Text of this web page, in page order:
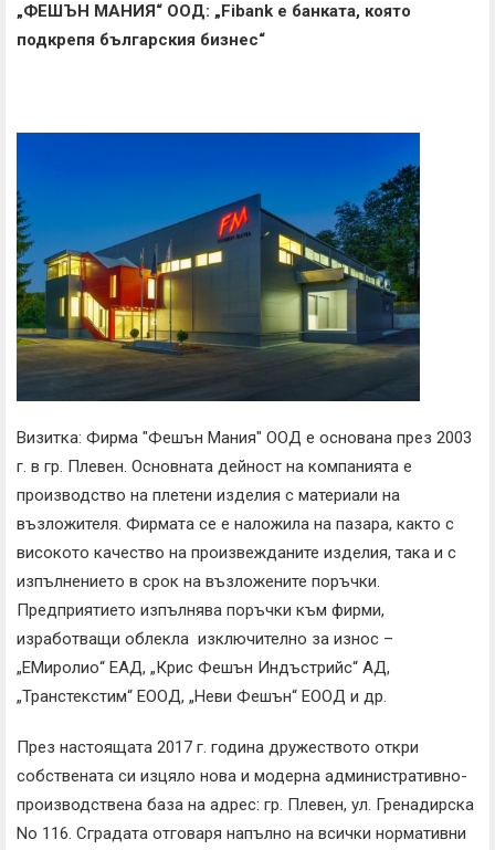
„ФЕШЪН МАНИЯ“ ООД: „Fibank e банката, която
подкрепя българския бизнес“
Визитка: Фирма "Фешън Мания" ООД е основана през 2003
г. в гр. Плевен. Основната дейност на компанията е
производство на плетени изделия с материали на
възложителя. Фирмата се е наложила на пазара, както с
високото качество на произвежданите изделия, така и с
изпълнението в срок на възложените поръчки.
Предприятието изпълнява поръчки към фирми,
изработващи облекла изключително за износ –
„ЕМиролио“ ЕАД, „Крис Фешън Индъстрийс“ АД,
„Транстекстим“ ЕООД, „Неви Фешън“ ЕООД и др.
През настоящата 2017 г. година дружеството откри
собствената си изцяло нова и модерна административно-
производствена база на адрес: гр. Плевен, ул. Гренадирска
No 116. Сградата отговаря напълно на всички нормативни